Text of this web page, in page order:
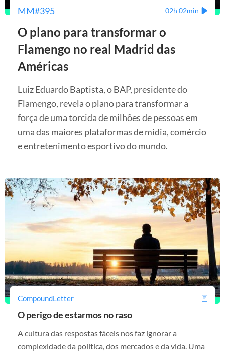
MM#395 02h 02min
O plano para transformar o
Flamengo no real Madrid das
Américas
Luiz Eduardo Baptista, o BAP, presidente do
Flamengo, revela o plano para transformar a
força de uma torcida de milhões de pessoas em
uma das maiores plataformas de mídia, comércio
e entretenimento esportivo do mundo.
CompoundLetter
O perigo de estarmos no raso
A cultura das respostas fáceis nos faz ignorar a
complexidade da política, dos mercados e da vida. Uma